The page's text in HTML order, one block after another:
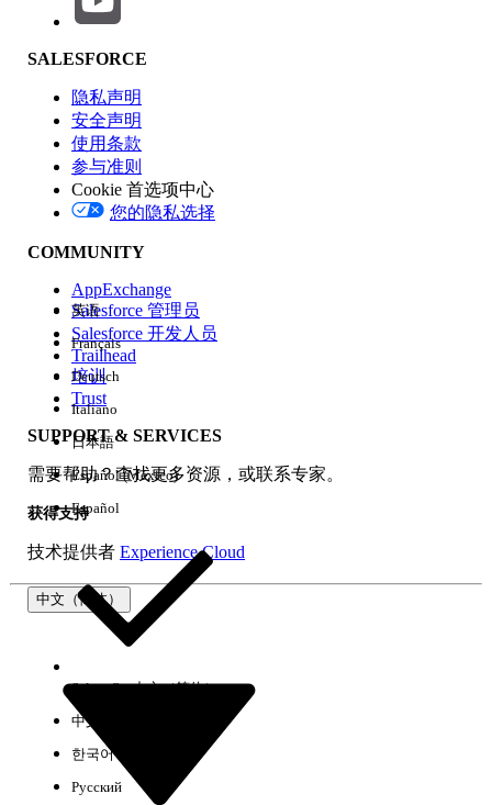
功能影响
版本
体验
SALESFORCE
隐私声明
安全声明
使用条款
参与准则
Cookie 首选项中心
您的隐私选择
COMMUNITY
AppExchange
Salesforce 管理员
Salesforce 开发人员
Trailhead
培训
Trust
SUPPORT & SERVICES
需要帮助？查找更多资源，或联系专家。
获得支持
技术提供者 Experience Cloud
中文（简体）
英语
Français
Deutsch
Italiano
日本語
Español (México)
Español
Select Org中文（简体）
中文（繁体）
한국어
Русский